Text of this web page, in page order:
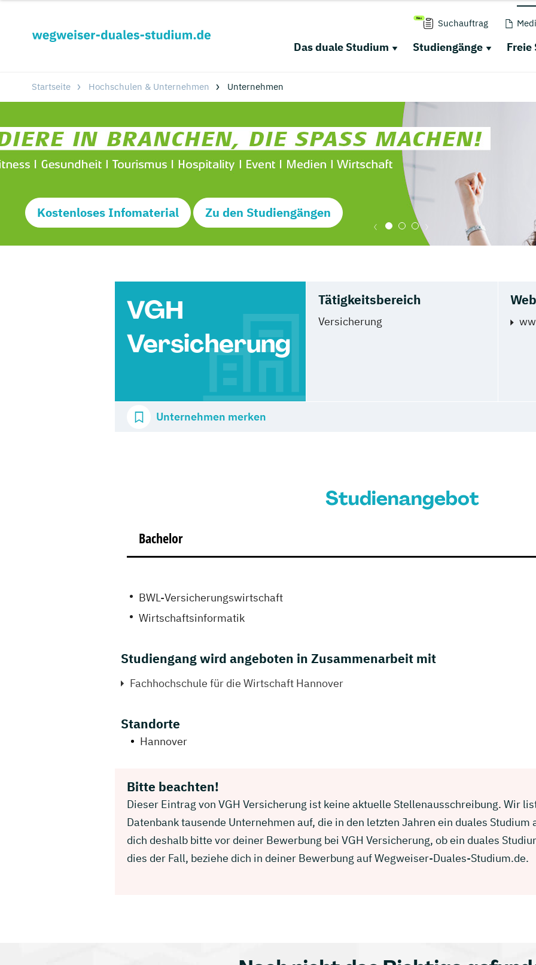
Suchauftrag
Das duale Studium Studiengänge Freie
Startseite Hochschulen & Unternehmen Unternehmen
Kostenloses Infomaterial Zu den Studiengängen
VGH
Versicherung
Tätigkeitsbereich
Versicherung
Unternehmen merken
Studienangebot
Bachelor
BWL-Versicherungswirtschaft
Wirtschaftsinformatik
Studiengang wird angeboten in Zusammenarbeit mit
Fachhochschule für die Wirtschaft Hannover
Standorte
Hannover
Bitte beachten!
Dieser Eintrag von VGH Versicherung ist keine aktuelle Stellenausschreibung. Wir
Datenbank tausende Unternehmen auf, die in den letzten Jahren ein duales Studium
dich deshalb bitte vor deiner Bewerbung bei VGH Versicherung, ob ein duales
dies der Fall, beziehe dich in deiner Bewerbung auf Wegweiser-Duales-Studium.de.